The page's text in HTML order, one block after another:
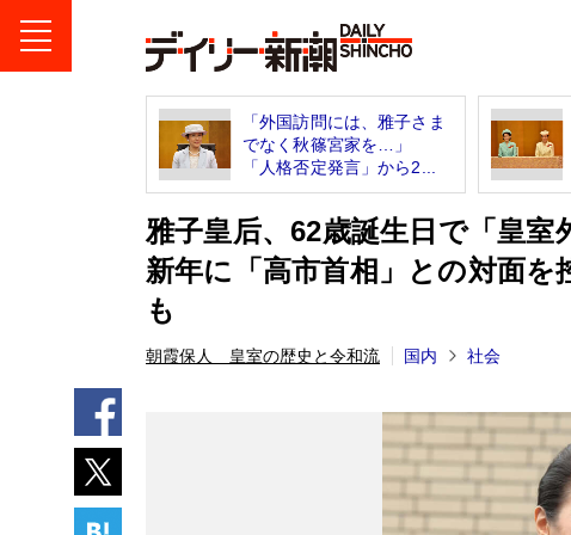
「外国訪問には、雅子さま
でなく秋篠宮家を…」
「人格否定発言」から2...
雅子皇后、62歳誕生日で「皇
新年に「高市首相」との対面を
も
朝霞保人 皇室の歴史と令和流 国内 社会